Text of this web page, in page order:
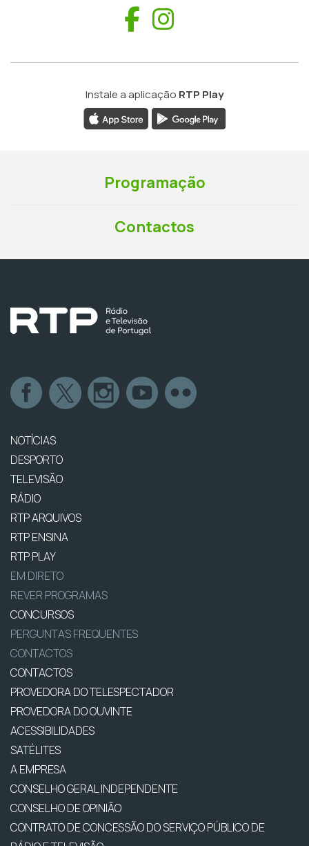
Facebook
Instale a aplicação RTP Play
Programação
Contactos
NOTÍCIAS
DESPORTO
TELEVISÃO
RÁDIO
RTP ARQUIVOS
RTP ENSINA
RTP PLAY
EM DIRETO
REVER PROGRAMAS
CONCURSOS
PERGUNTAS FREQUENTES
CONTACTOS
CONTACTOS
PROVEDORA DO TELESPECTADOR
PROVEDORA DO OUVINTE
ACESSIBILIDADES
SATÉLITES
A EMPRESA
CONSELHO GERAL INDEPENDENTE
CONSELHO DE OPINIÃO
CONTRATO DE CONCESSÃO DO SERVIÇO PÚBLICO DE